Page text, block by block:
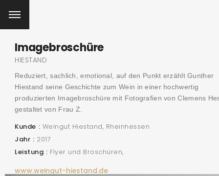
Imagebroschüre
HIESTAND
Reduziert, sachlich, emotional, auf den Punkt erzählt Gunther
Hiestand seine Geschichte zum Wein in einer hochwertig
produzierten Imagebroschüre mit Fotografien von Clemens
gestaltet von Frau Z.
Kunde
Weingut Hiestand, Rheinhessen
Jahr
2017
Leistung
Flyer und Broschüren
www.weingut-hiestand.de